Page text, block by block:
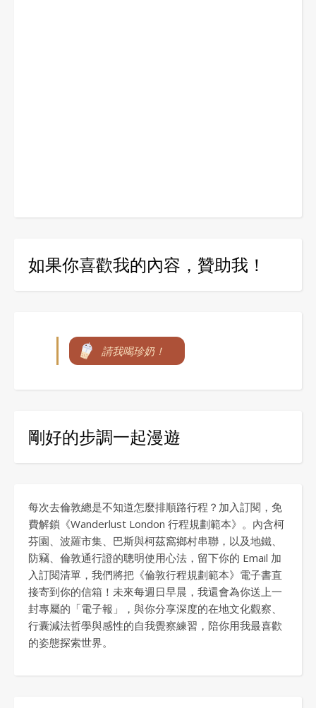
如果你喜歡我的內容，贊助我！
請我喝珍奶！
剛好的步調一起漫遊
每次去倫敦總是不知道怎麼排順路行程？加入訂閱，免
費解鎖《Wanderlust London 行程規劃範本》。內含柯
芬園、波羅市集、巴斯與柯茲窩鄉村串聯，以及地鐵、
防竊、倫敦通行證的聰明使用心法，留下你的 Email 加
入訂閱清單，我們將把《倫敦行程規劃範本》電子書直
接寄到你的信箱！未來每週日早晨，我還會為你送上一
封專屬的「電子報」，與你分享深度的在地文化觀察、
行囊減法哲學與感性的自我覺察練習，陪你用我最喜歡
的姿態探索世界。